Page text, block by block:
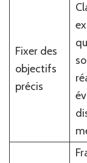
Fixer des
objectifs
précis